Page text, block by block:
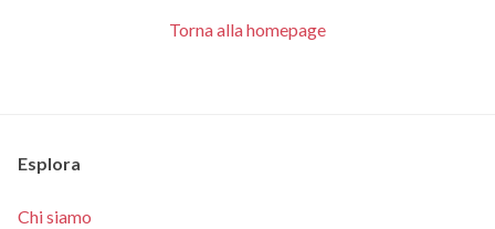
Torna alla homepage
Esplora
Chi siamo